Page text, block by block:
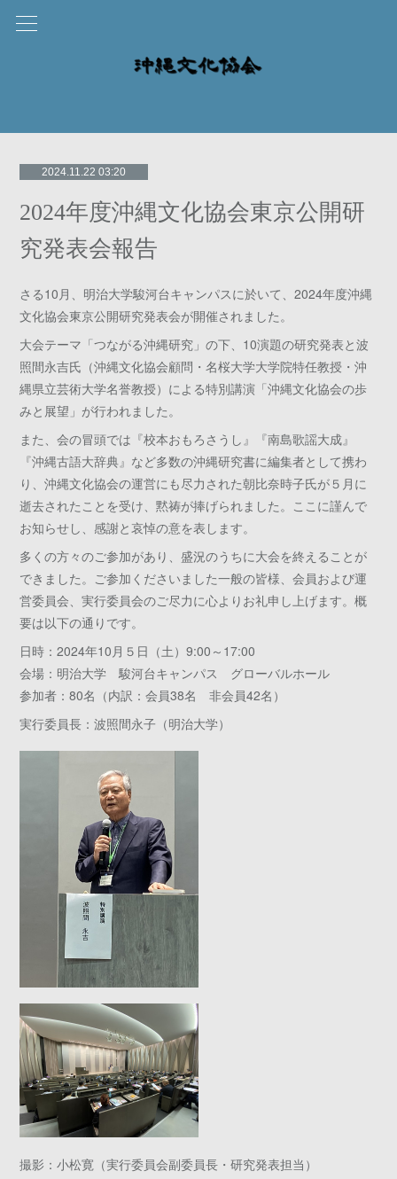
2024.11.22 03:20
2024年度沖縄文化協会東京公開研
究発表会報告
さる10月、明治大学駿河台キャンパスに於いて、2024年度沖縄
文化協会東京公開研究発表会が開催されました。
大会テーマ「つながる沖縄研究」の下、10演題の研究発表と波
照間永吉氏（沖縄文化協会顧問・名桜大学大学院特任教授・沖
縄県立芸術大学名誉教授）による特別講演「沖縄⽂化協会の歩
みと展望」が行われました。
また、会の冒頭では『校本おもろさうし』『南島歌謡大成』
『沖縄古語大辞典』など多数の沖縄研究書に編集者として携わ
り、沖縄文化協会の運営にも尽力された朝比奈時子氏が５月に
逝去されたことを受け、黙祷が捧げられました。ここに謹んで
お知らせし、感謝と哀悼の意を表します。
多くの方々のご参加があり、盛況のうちに大会を終えることが
できました。ご参加くださいました一般の皆様、会員および運
営委員会、実行委員会のご尽力に心よりお礼申し上げます。概
要は以下の通りです。
日時：2024年10月５日（土）9:00～17:00
会場：明治大学 駿河台キャンパス グローバルホール
参加者：80名（内訳：会員38名 非会員42名）
実行委員長：波照間永子（明治大学）
撮影：小松寛（実行委員会副委員長・研究発表担当）